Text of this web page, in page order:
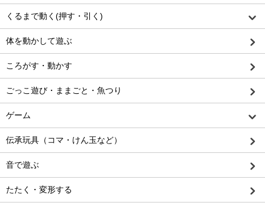
くるまで動く(押す・引く)
体を動かして遊ぶ
ころがす・動かす
ごっこ遊び・ままごと・魚つり
ゲーム
伝承玩具（コマ・けん玉など）
音で遊ぶ
たたく・変形する